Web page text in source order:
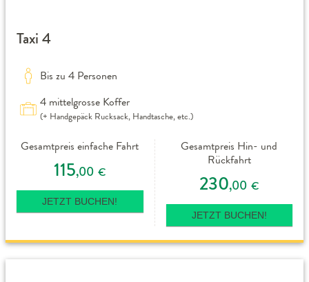
Taxi 4
Bis zu 4 Personen
4 mittelgrosse Koffer
(+ Handgepäck Rucksack, Handtasche, etc.)
Gesamtpreis einfache Fahrt
115,00 €
JETZT BUCHEN!
Gesamtpreis Hin- und
Rückfahrt
230,00 €
JETZT BUCHEN!